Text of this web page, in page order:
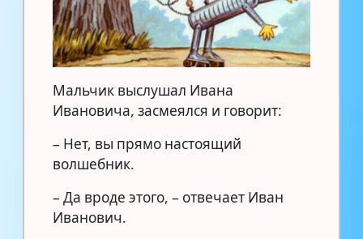
Мальчик выслушал Ивана
Ивановича, засмеялся и говорит:
– Нет, вы прямо настоящий
волшебник.
– Да вроде этого, – отвечает Иван
Иванович.